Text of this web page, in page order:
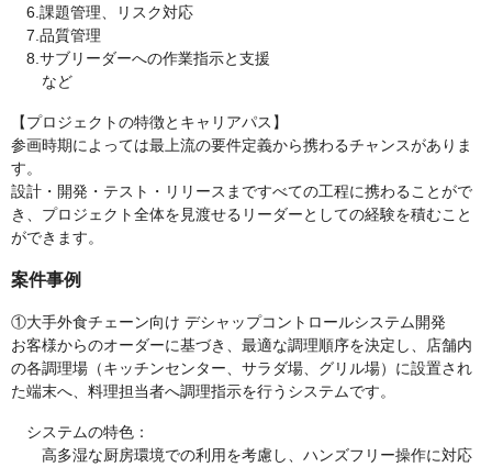
6.課題管理、リスク対応
7.品質管理
8.サブリーダーへの作業指示と支援
など
【プロジェクトの特徴とキャリアパス】
参画時期によっては最上流の要件定義から携わるチャンスがありま
す。
設計・開発・テスト・リリースまですべての工程に携わることがで
き、プロジェクト全体を見渡せるリーダーとしての経験を積むこと
ができます。
案件事例
①大手外食チェーン向け デシャップコントロールシステム開発
お客様からのオーダーに基づき、最適な調理順序を決定し、店舗内
の各調理場（キッチンセンター、サラダ場、グリル場）に設置され
た端末へ、料理担当者へ調理指示を行うシステムです。
システムの特色：
高多湿な厨房環境での利用を考慮し、ハンズフリー操作に対応